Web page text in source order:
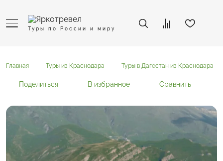
Туры по России и миру
Главная Туры из Краснодара Туры в Дагестан из Краснодара
Поделиться В избранное Сравнить